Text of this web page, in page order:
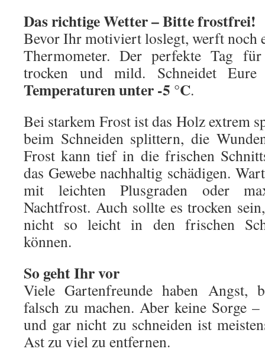
Das richtige Wetter – Bitte frostfrei!
Bevor Ihr motiviert loslegt, werft noch
Thermometer. Der perfekte Tag
trocken und mild. Schneidet
Temperaturen unter -5 °C.
Bei starkem Frost ist das Holz extrem
beim Schneiden splittern, die
Frost kann tief in die frischen
das Gewebe nachhaltig schädigen.
mit leichten Plusgraden oder
Nachtfrost. Auch sollte es trocken
nicht so leicht in den frischen
können.
So geht Ihr vor
Viele Gartenfreunde haben Angst,
falsch zu machen. Aber keine Sorge
und gar nicht zu schneiden ist
Ast zu viel zu entfernen.